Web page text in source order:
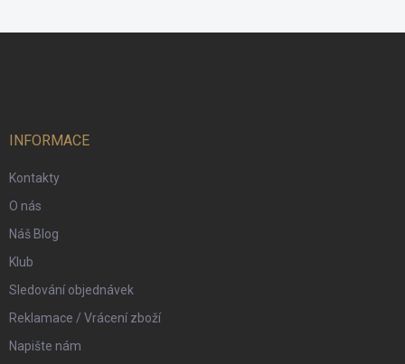
INFORMACE
Kontakty
O nás
Náš Blog
Klub
Sledování objednávek
Reklamace / Vrácení zboží
Napište nám